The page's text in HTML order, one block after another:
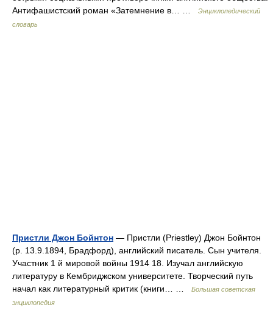
Антифашистский роман «Затемнение в… …
Энциклопедический
словарь
Пристли Джон Бойнтон — Пристли (Priestley) Джон Бойнтон
(р. 13.9.1894, Брадфорд), английский писатель. Сын учителя.
Участник 1 й мировой войны 1914 18. Изучал английскую
литературу в Кембриджском университете. Творческий путь
начал как литературный критик (книги… …
Большая советская
энциклопедия